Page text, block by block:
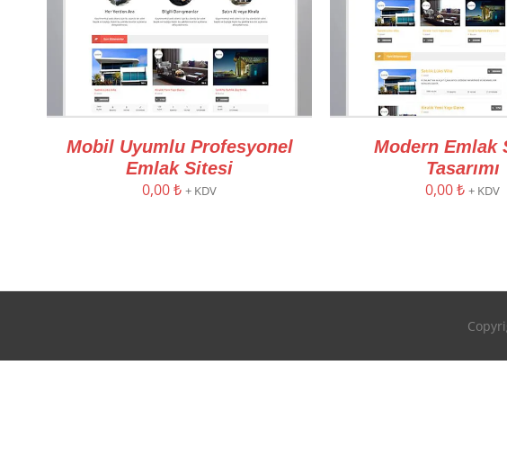
Mobil Uyumlu Profesyonel
Emlak Sitesi
0,00₺ + KDV
Modern Emlak
Tasarımı
0,00₺ + KDV